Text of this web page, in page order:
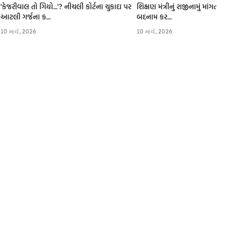
'કેજરીવાલ તો ગિયો...'? નીચલી કોર્ટના ચુકાદા પર
આટલી ગર્જના ક...
10 માર્ચ, 2026
શિક્ષણ મંત્રીનું રાજીનામું માંગતા
બદનામ કર...
10 માર્ચ, 2026